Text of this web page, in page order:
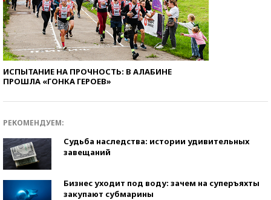
ИСПЫТАНИЕ НА ПРОЧНОСТЬ: В АЛАБИНЕ
ПРОШЛА «ГОНКА ГЕРОЕВ»
РЕКОМЕНДУЕМ:
Судьба наследства: истории удивительных
завещаний
Бизнес уходит под воду: зачем на суперъяхты
закупают субмарины